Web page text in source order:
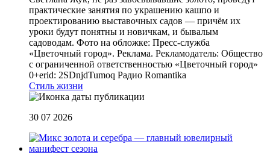
практические занятия по украшению кашпо и
проектированию выставочных садов — причём их
уроки будут понятны и новичкам, и бывалым
садоводам. Фото на обложке: Пресс-служба
«Цветочный город». Реклама. Рекламодатель: Общество
с ограниченной ответственностью «Цветочный город»
0+erid: 2SDnjdTumoq Радио Romantika
Стиль жизни
30 07 2026